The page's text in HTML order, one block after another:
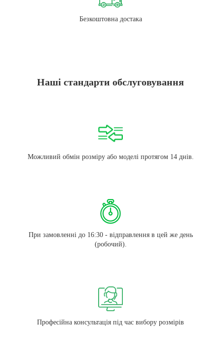
Безкоштовна достака
Наші стандарти обслуговування
Можливий обмін розміру або моделі протягом 14 днів.
При замовленні до 16:30 - відправлення в цей же день
(робочий).
Професійна консультація під час вибору розмірів